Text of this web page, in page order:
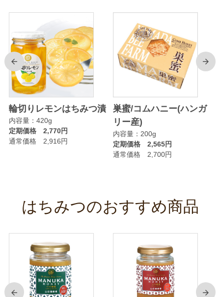
前
輪切りレモンはちみつ漬
内容量：420g
定期価格 2,770円
通常価格 2,916円
巣蜜/コムハニー(ハンガ
リー産)
内容量：200g
定期価格 2,565円
通常価格 2,700円
次
はちみつのおすすめ商品